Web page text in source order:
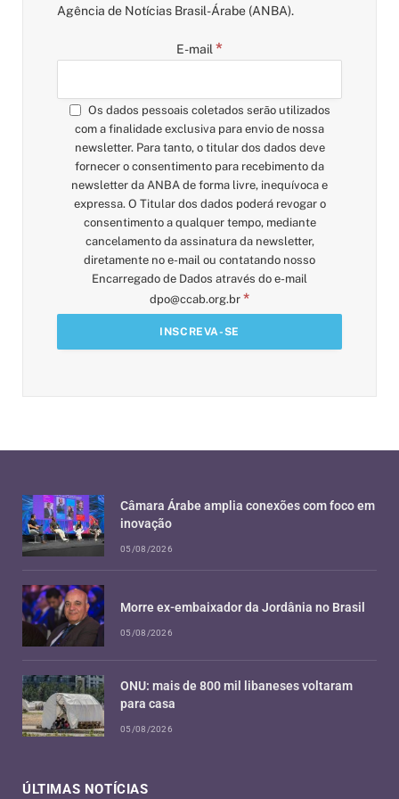
Agência de Notícias Brasil-Árabe (ANBA).
E-mail *
Os dados pessoais coletados serão utilizados
com a finalidade exclusiva para envio de nossa
newsletter. Para tanto, o titular dos dados deve
fornecer o consentimento para recebimento da
newsletter da ANBA de forma livre, inequívoca e
expressa. O Titular dos dados poderá revogar o
consentimento a qualquer tempo, mediante
cancelamento da assinatura da newsletter,
diretamente no e-mail ou contatando nosso
Encarregado de Dados através do e-mail
dpo@ccab.org.br *
ÚLTIMAS NOTÍCIAS
Câmara Árabe amplia conexões com foco em
inovação
05/08/2026
Morre ex-embaixador da Jordânia no Brasil
05/08/2026
ONU: mais de 800 mil libaneses voltaram
para casa
05/08/2026